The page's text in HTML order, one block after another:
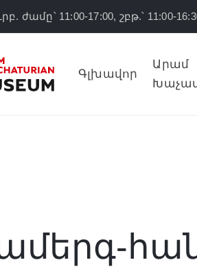
ժամը՝ 11:00-17:00, շբթ.՝ 11:00-
Գլխավոր
Արամ